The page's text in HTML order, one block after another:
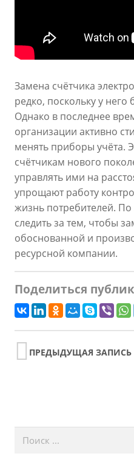
Замена счётчика
редко, поскольку у
Однако в последнее
организации активно
менять приборы учёта.
счётчикам нового
управлять ими на
упрощают работу
жизнь потребителей.
следить за тем, чтобы
обоснованной и
ресурсной компании.
Поделиться
ПРЕДЫДУЩАЯ ЗАПИСЬ